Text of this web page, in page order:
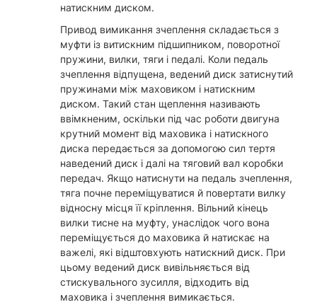
натискним диском.
Привод вимикання зчеплення складається з
муфти із витискним підшипником, поворотної
пружини, вилки, тяги і педалі. Коли педаль
зчеплення відпущена, ведений диск затиснутий
пружинами між маховиком і натискним
диском. Такий стан щеплення називають
ввімкненим, оскільки під час роботи двигуна
крутний момент від маховика і натискного
диска передається за допомогою сил тертя
наведений диск і далі на тяговий вал коробки
передач. Якщо натиснути на педаль зчеплення,
тяга почне переміщуватися й повертати вилку
відносну місця її кріплення. Вільний кінець
вилки тисне на муфту, унаслідок чого вона
переміщується до маховика й натискає на
важелі, які відштовхують натискний диск. При
цьому ведений диск вивільняється від
стискувального зусилля, відходить від
маховика і зчеплення вимикається.